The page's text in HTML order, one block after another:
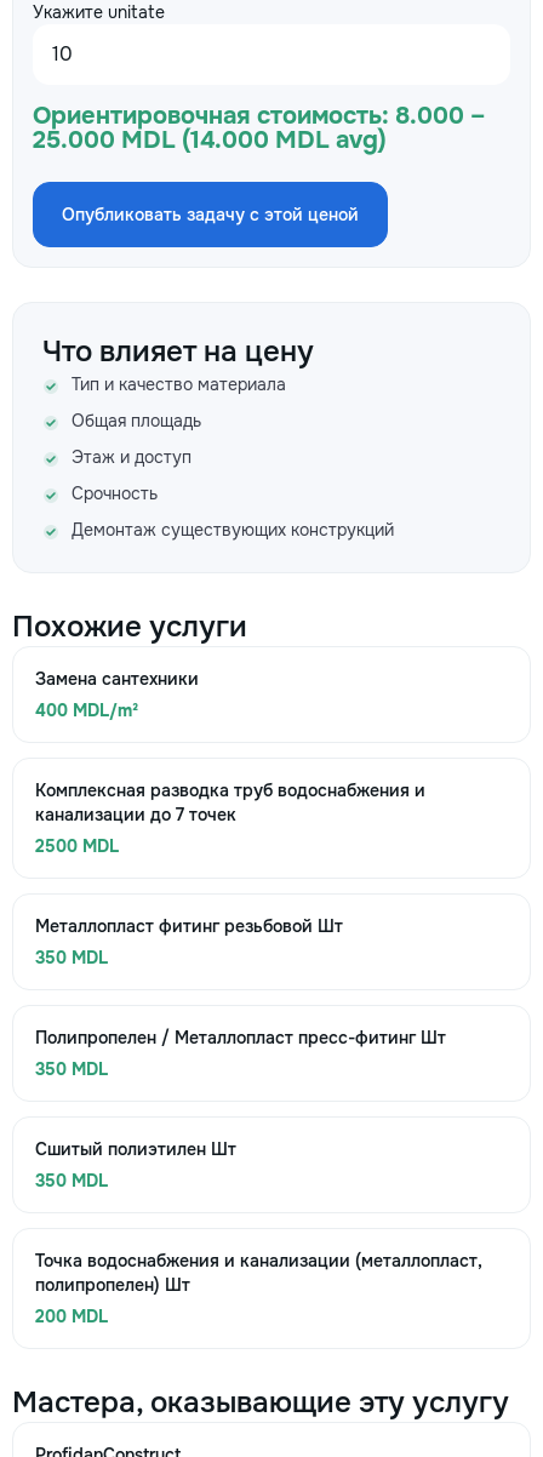
Укажите unitate
Ориентировочная стоимость: 8.000 –
25.000 MDL (14.000 MDL avg)
Опубликовать задачу с этой ценой
Что влияет на цену
Тип и качество материала
Общая площадь
Этаж и доступ
Срочность
Демонтаж существующих конструкций
Похожие услуги
Замена сантехники
400 MDL/m²
Комплексная разводка труб водоснабжения и
канализации до 7 точек
2500 MDL
Металлопласт фитинг резьбовой Шт
350 MDL
Полипропелен / Металлопласт пресс-фитинг Шт
350 MDL
Сшитый полиэтилен Шт
350 MDL
Точка водоснабжения и канализации (металлопласт,
полипропелен) Шт
200 MDL
Мастера, оказывающие эту услугу